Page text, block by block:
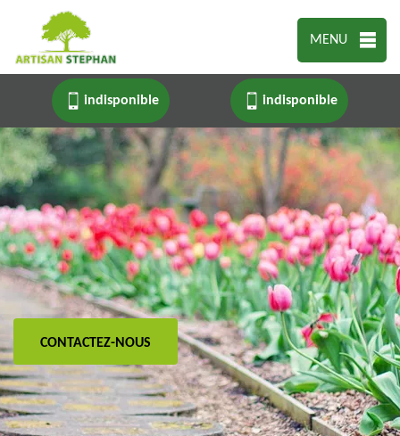
MENU
indisponible indisponible
CONTACTEZ-NOUS